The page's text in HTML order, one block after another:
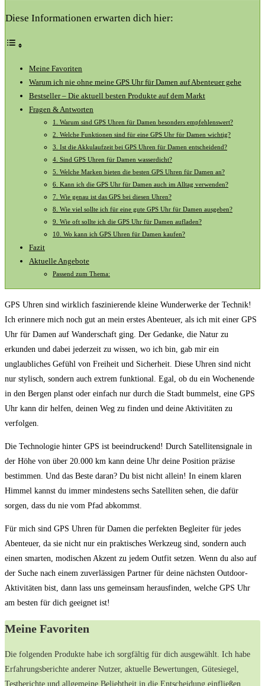
Diese Informationen erwarten dich hier:
Meine Favoriten
Warum ‌ich nie ohne meine GPS Uhr für Damen auf Abenteuer gehe
Bestseller – Die aktuell‍ besten Produkte ⁢auf dem Markt
Fragen ⁣& ‍Antworten
1. Warum sind GPS Uhren für ⁤Damen besonders empfehlenswert?
2. Welche ⁢Funktionen sind für eine GPS ⁤Uhr für Damen wichtig?
3. Ist die Akkulaufzeit‌ bei ‍GPS Uhren für Damen entscheidend?
4. Sind GPS Uhren für Damen wasserdicht?
5. Welche Marken bieten die besten GPS Uhren für Damen⁤ an?
6. Kann ich die​ GPS Uhr für ⁢Damen ‌auch im Alltag verwenden?
7. Wie genau⁤ ist das GPS ⁣bei diesen Uhren?
8. Wie viel sollte ich für eine ⁣gute GPS‍ Uhr ⁢für Damen ausgeben?
9. Wie oft⁤ sollte ich die ⁣GPS Uhr für Damen aufladen?
10.⁣ Wo kann‍ ich GPS Uhren für⁤ Damen ‍kaufen?
Fazit
Aktuelle Angebote
Passend zum Thema:
GPS Uhren sind⁣ wirklich faszinierende kleine Wunderwerke der Technik!‌
Ich erinnere mich ⁤noch gut an mein erstes Abenteuer, als‍ ich⁢ mit einer GPS‌
Uhr für Damen ⁤auf ⁢Wanderschaft ging. Der Gedanke, die Natur zu‍
erkunden und dabei jederzeit‌ zu wissen, ⁢wo ⁢ich bin, gab mir ein
unglaubliches Gefühl von Freiheit und Sicherheit. Diese⁤ Uhren⁣ sind nicht
nur stylisch, sondern auch ⁤extrem ⁣funktional. ⁤Egal, ob du ein Wochenende
in⁤ den Bergen planst oder⁣ einfach nur durch die Stadt bummelst, ​eine⁤ GPS
‌Uhr⁣ kann dir‍ helfen, deinen Weg zu finden und deine​ Aktivitäten zu
⁣verfolgen.
Die Technologie⁣ hinter GPS ist beeindruckend!‌ Durch Satellitensignale ‌in
der Höhe von ⁤über ‌20.000 km kann deine Uhr deine⁢ Position präzise
bestimmen. Und das Beste daran? Du bist nicht allein!‌ In einem klaren⁣
Himmel kannst du immer mindestens sechs ‍Satelliten​ sehen, ​die dafür
sorgen, dass du nie vom⁢ Pfad abkommst.
Für‍ mich sind GPS Uhren für Damen die perfekten​ Begleiter für jedes
Abenteuer, da sie nicht ⁤nur‍ ein praktisches ⁢Werkzeug sind, sondern auch
einen smarten, ‍modischen Akzent zu jedem⁢ Outfit​ setzen. Wenn du also auf
der Suche⁣ nach einem⁢ zuverlässigen Partner für⁣ deine nächsten‌ Outdoor-
Aktivitäten bist,​ dann lass uns gemeinsam herausfinden, welche ‍GPS Uhr
am besten ​für dich geeignet ist!
Meine Favoriten
Die folgenden⁣ Produkte habe ich‍ sorgfältig ‌für dich ausgewählt. ⁣Ich habe
Erfahrungsberichte ‍anderer Nutzer, ⁤aktuelle Bewertungen, Gütesiegel, ​
Testberichte und allgemeine ⁢Beliebtheit⁤ in die Entscheidung einfließen